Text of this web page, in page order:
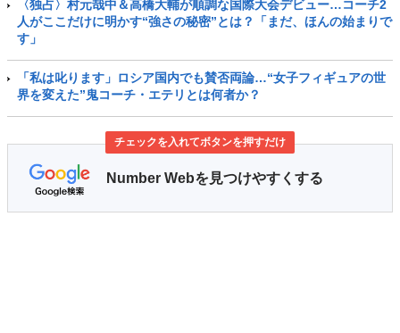
〈独占〉村元哉中＆高橋大輔が順調な国際大会デビュー…コーチ2
人がここだけに明かす“強さの秘密”とは？「まだ、ほんの始まりで
す」
「私は叱ります」ロシア国内でも賛否両論…“女子フィギュアの世
界を変えた”鬼コーチ・エテリとは何者か？
チェックを入れてボタンを押すだけ
Number Webを見つけやすくする